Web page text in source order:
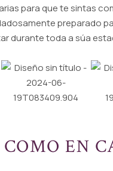
para que te sintas
preparado
durante toda a súa
EN